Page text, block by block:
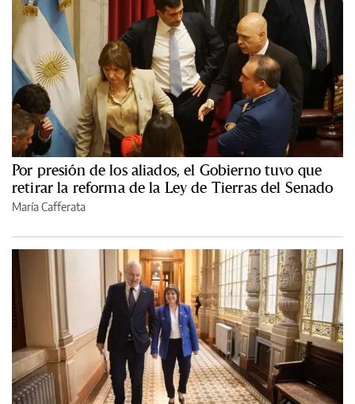
Por presión de los aliados, el Gobierno tuvo que
retirar la reforma de la Ley de Tierras del Senado
María Cafferata